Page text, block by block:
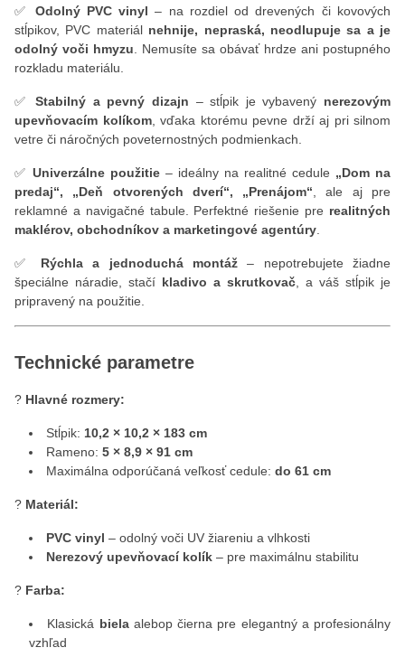
✅ Odolný PVC vinyl – na rozdiel od drevených či kovových
stĺpikov, PVC materiál nehnije, nepraská, neodlupuje sa a je
odolný voči hmyzu . Nemusíte sa obávať hrdze ani postupného
rozkladu materiálu.
✅Stabilný a pevný dizajn – stĺpik je vybavený nerezovým
upevňovacím kolíkom, vďaka ktorému pevne drží aj pri silnom
vetre či náročných poveternostných podmienkach.
✅ Univerzálne použitie – ideálny na realitné cedule „Dom na
predaj“, „Deň otvorených dverí“, „Prenájom“ , ale aj pre
reklamné a navigačné tabule. Perfektné riešenie pre realitných
maklérov, obchodníkov a marketingové agentúry
✅ Rýchla a jednoduchá montáž– nepotrebujete žiadne
špeciálne náradie, stačí kladivo a skrutkovač , a váš stĺpik je
pripravený na použitie.
Technické parametre
? Hlavné rozmery:
Stĺpik: 10,2 × 10,2 × 183 cm
Rameno: 5 × 8,9 × 91 cm
Maximálna odporúčaná veľkosť cedule: do 61 cm
? Materiál:
PVC vinyl – odolný voči UV žiareniu a vlhkosti
Nerezový upevňovací kolík – pre maximálnu stabilitu
? Farba:
Klasická bielaalebop čierna pre elegantný a profesionálny
vzhľad